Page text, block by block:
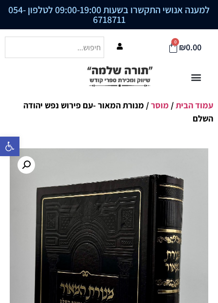
פתח סרגל
למענה אנושי התקשרו בשעות 09:00-19:00 לטלפון 054-
6718711
₪0.00
0
עמוד הבית/ מוסר/ מנורת המאור -עם פירוש נפש יהודה
השלם